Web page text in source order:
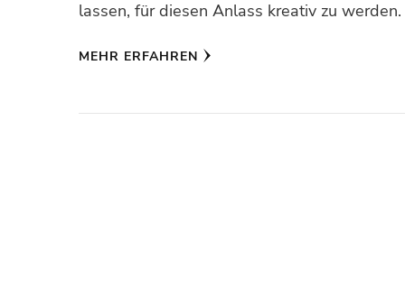
lassen, für diesen Anlass kreativ zu
MEHR ERFAHREN